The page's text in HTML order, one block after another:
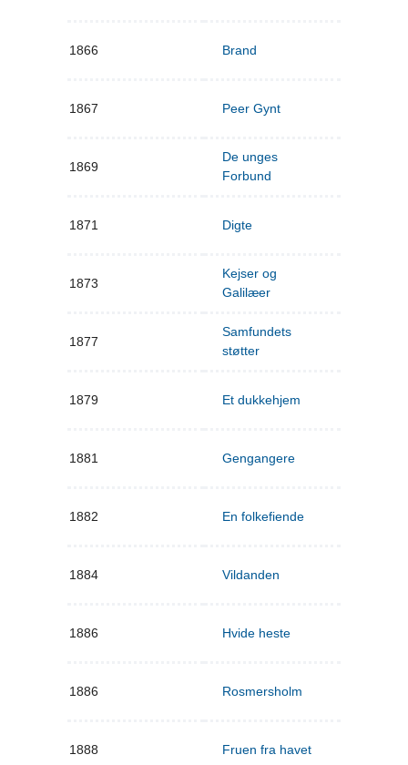
1866 Brand
1867 Peer Gynt
1869
De unges
Forbund
1871 Digte
1873
Kejser og
Galilæer
1877
Samfundets
støtter
1879 Et dukkehjem
1881 Gengangere
1882 En folkefiende
1884 Vildanden
1886 Hvide heste
1886 Rosmersholm
1888 Fruen fra havet